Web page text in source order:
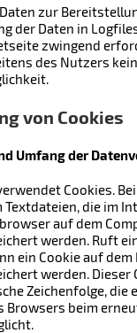
zur
der Daten in
zwingend
des Nutzers
von Cookies
Umfang der
Cookies.
Textdateien, die im
auf dem
werden. Ruft
ein Cookie auf
werden. Dieser
Zeichenfolge, die
Browsers beim